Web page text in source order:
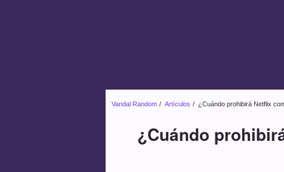
Vandal Random Artículos ¿Cuándo prohibirá Netflix
¿Cuándo